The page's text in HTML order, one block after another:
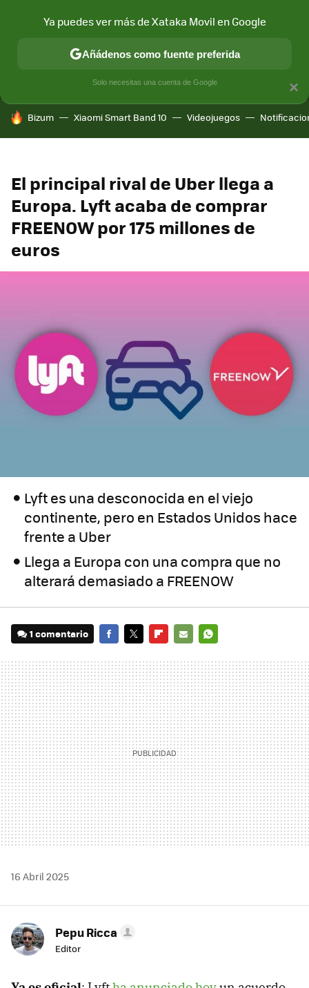
MÓVIL Y SOCIEDAD APLICACIONES
HOY SE HABLA DE
Bizum Xiaomi Smart Band 10 Videojuegos
El principal rival de Uber llega a
Europa. Lyft acaba de comprar
FREENOW por 175 millones de
euros
Lyft es una desconocida en el viejo
continente, pero en Estados Unidos hace
frente a Uber
Llega a Europa con una compra que no
alterará demasiado a FREENOW
1 comentario
MAIL
16 Abril 2025
Pepu Ricca
Editor
×
Ya puedes ver más de Xataka Movil en Google
Añádenos como fuente preferida
Solo necesitas una cuenta de Google